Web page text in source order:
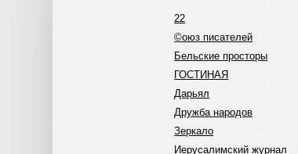
22
©оюз писателей
Бельские просторы
ГОСТИНАЯ
Дарьял
Дружба народов
Зеркало
Иерусалимский журнал